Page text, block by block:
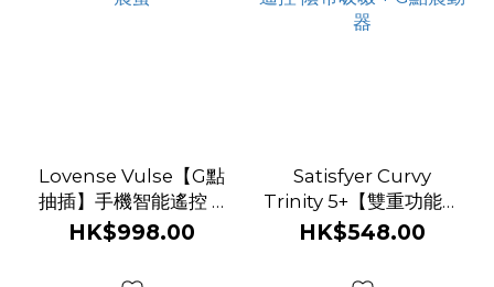
Lovense Vulse【G點
抽插】手機智能遙控 G
點震蛋
HK$998.00
Satisfyer Curvy
Trinity 5+【雙重功能】
手機智能遙控 陰蒂吸啜
HK$548.00